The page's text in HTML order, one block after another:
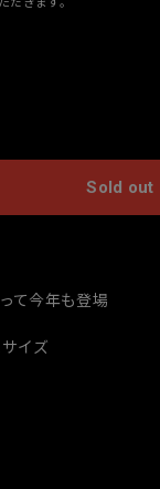
Sold out
て今年も登場
イズ